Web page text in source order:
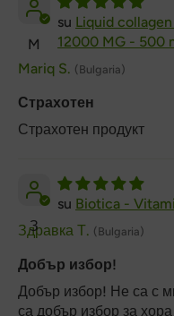
M
Liquid
12000 MG - 500
Mariq S. (Bulgaria)
Страхотен
Страхотен продукт
З
Biotica -
Здравка Т. (Bulgaria)
Добър избор!
Добър избор! Не са с
са добър избор за